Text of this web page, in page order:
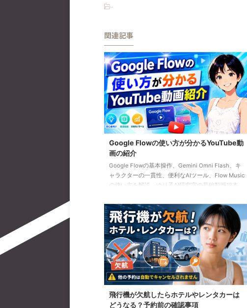
-
関連記事
Google Flowの使い方が分かるYouTube動
画の紹介
Google Flowの基本操作、Gemini Omni Flash、キ
ャラクターの一貫性、便利なAIツール、Flow Music
の使い方を解説。ゆり子AI研究室の長編動画18本
飛行機が欠航したらホテルやレンタカーは
どうなる？予約前の確認事項